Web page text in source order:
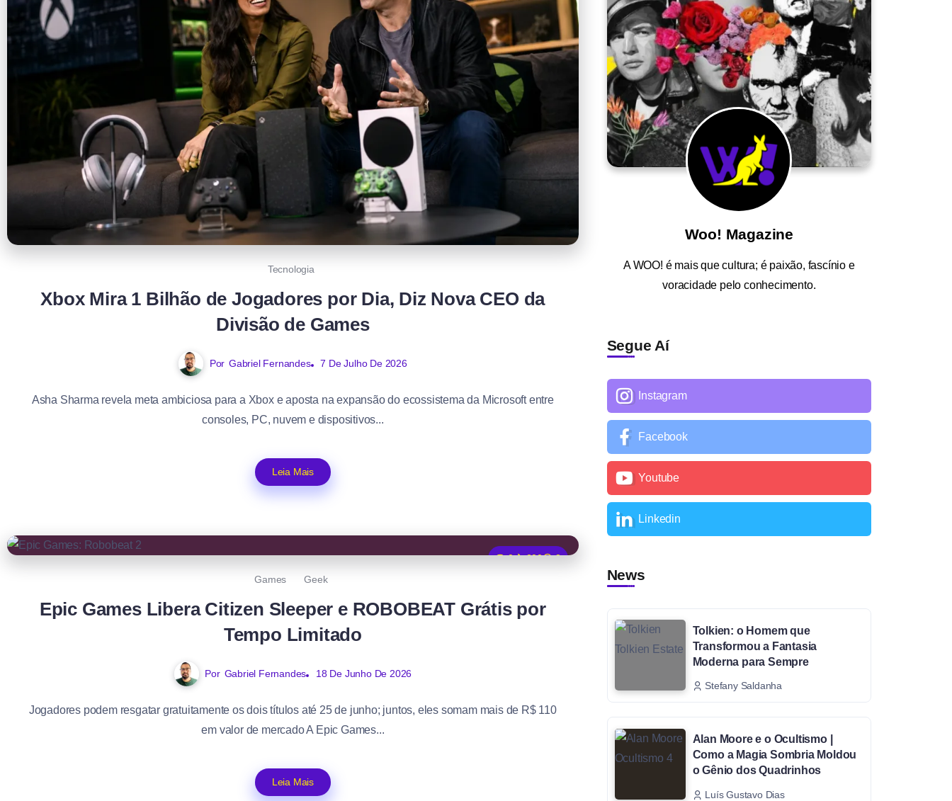
Tecnologia
Xbox Mira 1 Bilhão de Jogadores por Dia, Diz Nova CEO da
Divisão de Games
Por Gabriel Fernandes 7 De Julho De 2026
Asha Sharma revela meta ambiciosa para a Xbox e aposta na expansão do ecossistema da Microsoft entre
consoles, PC, nuvem e dispositivos...
Leia Mais
0 200
3
Games
Geek
Epic Games Libera Citizen Sleeper e ROBOBEAT Grátis por
Tempo Limitado
Por Gabriel Fernandes 18 De Junho De 2026
Jogadores podem resgatar gratuitamente os dois títulos até 25 de junho; juntos, eles somam mais de R$ 110
em valor de mercado A Epic Games...
Leia Mais
Woo! Magazine
AWOO! é mais que cultura; é paixão, fascínio e
voracidade pelo conhecimento.
Segue Aí
Instagram
Facebook
Youtube
Linkedin
News
Tolkien: o Homem que
Transformou a Fantasia
Moderna para Sempre
Stefany Saldanha
Alan Moore e o Ocultismo |
Como a Magia Sombria Moldou
o Gênio dos Quadrinhos
Luís Gustavo Dias